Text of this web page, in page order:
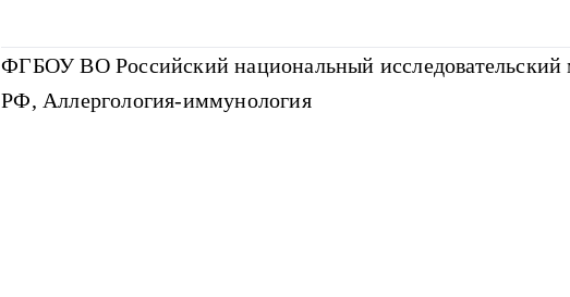
ФГБОУ ВО Российский национальный
РФ, Аллергология-иммунология